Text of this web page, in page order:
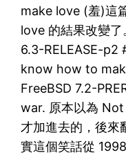
make love (羞)這
love 的結果改變
6.3-RELEASE-p2
know how to
FreeBSD 7.2-
war. 原本以為
才加進去的，後來
實這個笑話從